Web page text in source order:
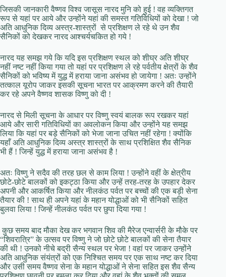
जिसकी जानकारी वैष्णव विश्व जासूस नारद मुनि को हुई ! वह व्यक्तिगत
रूप से यहां पर आये और उन्होंने यहां की समस्त गतिविधियों को देखा ! जो
अति आधुनिक दिव्य अस्त्र-शास्त्रों से प्रशिक्षण ले रहे थे उन शैव
सैनिकों को देखकर नारद आश्चर्यचकित हो गये !
नारद यह समझ गये कि यदि इस प्रशिक्षण स्थल को शीघ्र अति शीघ्र
नहीं नष्ट नहीं किया गया तो यहां पर प्रशिक्षण ले रहे पर्वतीय क्षेत्रों के शैव
सैनिकों को भविष्य में युद्ध में हराया जाना असंभव हो जायेगा ! अतः उन्होंने
तत्काल यूरोप जाकर इसकी सूचना भारत पर आक्रमण करने की तैयारी
कर रहे अपने वैष्णव शासक विष्णु को दी !
नारद से मिली सूचना के आधार पर विष्णु स्वयं बालक रूप रखकर यहां
आये और सारी गतिविधियों का अवलोकन किया और उन्होंने यह समझ
लिया कि यहां पर बड़े सैनिकों को भेजा जाना उचित नहीं रहेगा ! क्योंकि
यहाँ अति आधुनिक दिव्य अस्त्र शास्त्रों के साथ प्रशिक्षित शैव सैनिक
भी हैं ! जिन्हें युद्ध में हराया जाना असंभव है !
अतः विष्णु ने सदैव की तरह छल से काम लिया ! उन्होंने वहीं के क्षेत्रीय
छोटे-छोटे बालकों को इकट्ठा किया और उन्हें तरह-तरह के उपहार देकर
अपनी और आकर्षित किया और नीलकंठ पर्वत पर बच्चों की एक बड़ी सेना
तैयार की ! साथ ही अपने यहां के महान योद्धाओं को भी सैनिकों सहित
बुलवा लिया ! जिन्हें नीलकंठ पर्वत पर छुपा दिया गया !
कुछ समय बाद मौका देख कर भगवान शिव की मैरेज एन्वार्सरी के मौके पर
“शिवरात्रि” के उत्सव पर विष्णु ने जो छोटे छोटे बालकों की सेना तैयार
की थी ! उनको नीचे बद्री सैन्य स्थल पर भेजा ! वहां पर जाकर उन्होंने
अति आधुनिक संयंत्रों को एक निश्चित समय पर एक साथ नष्ट कर दिया
और उसी समय वैष्णव सेना के महान योद्धाओं ने सेना सहित इस शैव सैन्य